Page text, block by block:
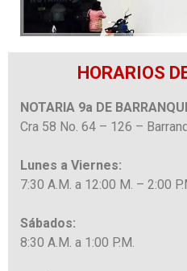
HORARIOS
NOTARIA 9a DE
Cra 58 No. 64 – 126 –
Lunes a Viernes:
7:30 A.M. a 12:00 M. – 2:00
Sábados:
8:30 A.M. a 1:00 P.M.